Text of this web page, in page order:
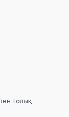
толық